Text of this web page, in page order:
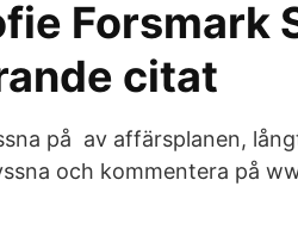
Forsmark
citat
på av affärsplanen,
och kommentera på